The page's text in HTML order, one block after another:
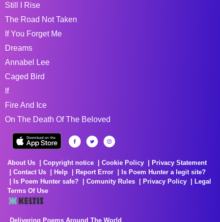
Still I Rise
The Road Not Taken
If You Forget Me
Dreams
Annabel Lee
Caged Bird
If
Fire And Ice
On The Death Of The Beloved
About Us Copyright notice Cookie Policy
Privacy Statement
Contact Us
Help Report Error
Is Poem Hunter a legit site?
Is Poem Hunter safe?
Comunity Rules Privacy Policy
Legal
Terms Of Use
Delivering Poems Around The World